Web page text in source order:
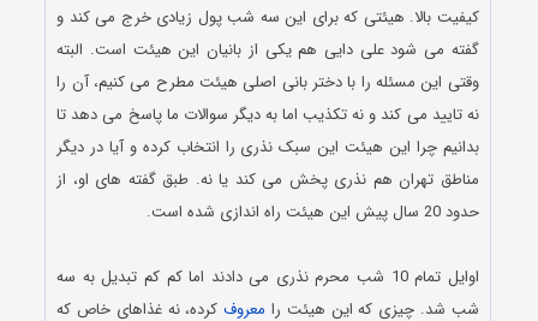
کیفیت بالا. هیئتی که برای این سه شب پول زیادی خرج می کند و
گفته می شود علی دایی هم یکی از بانیان این هیئت است. البته
وقتی این مسئله را با دختر بانی اصلی هیئت مطرح می کنیم، آن را
نه تایید می کند و نه تکذیب اما به دیگر سوالات ما پاسخ می دهد تا
بدانیم چرا این هیئت این سبک نذری را انتخاب کرده و آیا در دیگر
مناطق تهران هم نذری پخش می کند یا نه. طبق گفته های او، از
حدود 20 سال پیش این هیئت راه اندازی شده است.
اوایل تمام 10 شب محرم نذری می دادند اما کم کم تبدیل به سه
شب شد. چیزی که این هیئت را معروفکرده، نه غذاهای خاص که